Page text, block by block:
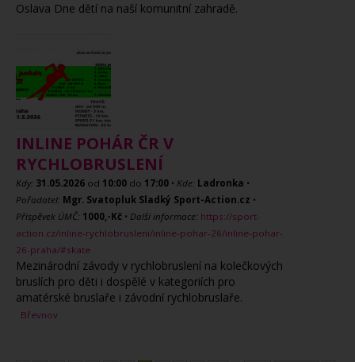
Oslava Dne dětí na naší komunitní zahradě.
INLINE POHÁR ČR V
RYCHLOBRUSLENÍ
Kdy: 31.05.2026 od 10:00 do 17:00 • Kde: Ladronka •
Pořadatel: Mgr. Svatopluk Sladký Sport-Action.cz •
Příspěvek ÚMČ: 1000,-Kč • Další informace: https://sport-
action.cz/inline-rychlobrusleni/inline-pohar-26/inline-pohar-
26-praha/#skate
Mezinárodní závody v rychlobruslení na kolečkových
bruslích pro děti i dospělé v kategoriích pro
amatérské bruslaře i závodní rychlobruslaře.
Břevnov